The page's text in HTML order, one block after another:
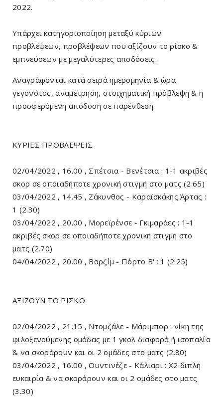
2022.
Υπάρχει κατηγοριοποίηση μεταξύ κύριων
προβλέψεων, προβλέψεων που αξίζουν το ρίσκο &
εμπνεύσεων με μεγαλύτερες αποδόσεις.
Αναγράφονται κατά σειρά ημερομηνία & ώρα
γεγονότος, αναμέτρηση, στοιχηματική πρόβλεψη & η
προσφερόμενη απόδοση σε παρένθεση.
ΚΥΡΙΕΣ ΠΡΟΒΛΕΨΕΙΣ
02/04/2022 , 16.00 , Σπέτσια - Βενέτσια : 1-1 ακριβές
σκορ σε οποιαδήποτε χρονική στιγμή στο ματς (2.65)
03/04/2022 , 14.45 , Ζάκυνθος - Καραϊσκάκης Άρτας :
1 (2.30)
03/04/2022 , 20.00 , Μορεϊρένσε - Γκιμαράες : 1-1
ακριβές σκορ σε οποιαδήποτε χρονική στιγμή στο
ματς (2.70)
04/04/2022 , 20.00 , Βαρζίμ - Πόρτο Β' : 1 (2.25)
ΑΞΙΖΟΥΝ ΤΟ ΡΙΣΚΟ
02/04/2022 , 21.15 , Ντομζάλε - Μάριμπορ : νίκη της
φιλοξενούμενης ομάδας με 1 γκολ διαφορά ή ισοπαλία
& να σκοράρουν και οι 2 ομάδες στο ματς (2.80)
03/04/2022 , 16.00 , Ουντινέζε - Κάλιαρι : Χ2 διπλή
ευκαιρία & να σκοράρουν και οι 2 ομάδες στο ματς
(3.30)